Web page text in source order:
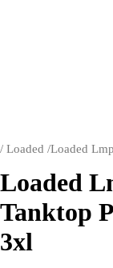
/ Loaded /Loaded
Loaded
Tanktop
3xl